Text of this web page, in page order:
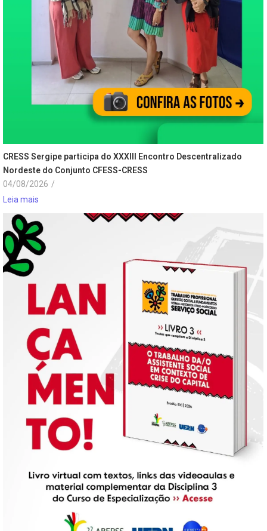
CRESS Sergipe participa do XXXIII Encontro Descentralizado
Nordeste do Conjunto CFESS-CRESS
04/08/2026 /
Leia mais